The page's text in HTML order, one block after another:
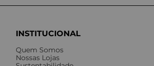
INSTITUCIONAL
Quem Somos
Nossas Lojas